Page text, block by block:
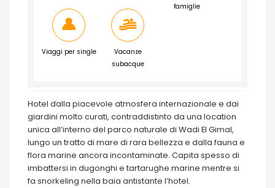
famiglie
Viaggi per single
Vacanze
subacque
Hotel dalla piacevole atmosfera internazionale e dai
giardini molto curati, contraddistinto da una location
unica all’interno del parco naturale di Wadi El Gimal,
lungo un tratto di mare di rara bellezza e dalla fauna e
flora marine ancora incontaminate. Capita spesso di
imbattersi in dugonghi e tartarughe marine mentre si
fa snorkeling nella baia antistante l’hotel.